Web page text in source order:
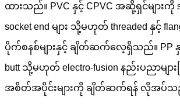
ထားသည်။ PVC နှင့် CPVC အဆို့ရှင်များကို
socket end များ သို့မဟုတ် threaded နှင့်
ပိုက်စနစ်များနှင့် ချိတ်ဆက်လေ့ရှိသည်။ PP နှ
butt သို့မဟုတ် electro-fusion နည်းပညာမျာ
အစိတ်အပိုင်းများကို ချိတ်ဆက်ရန် လိုအပ်သ